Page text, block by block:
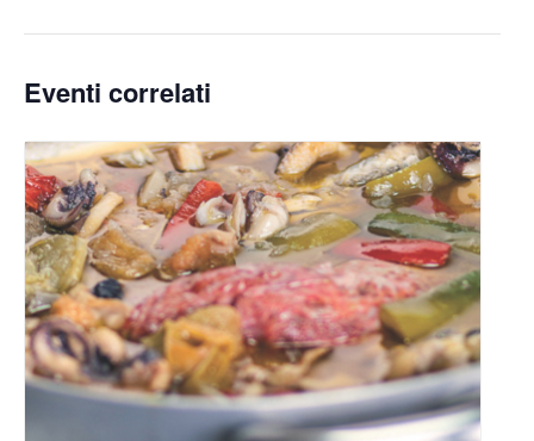
Eventi correlati